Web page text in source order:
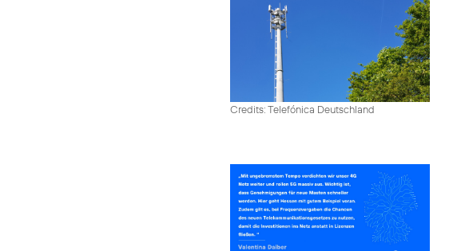
Credits: Telefónica Deutschland